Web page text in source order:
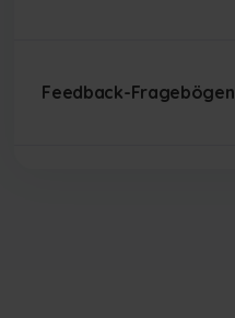
Feedback-Fragebögen